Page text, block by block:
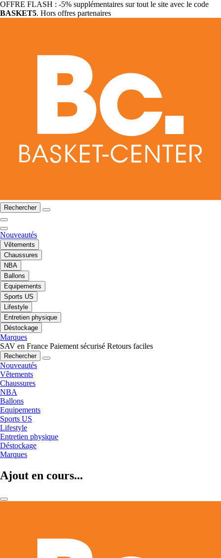
OFFRE FLASH : -5% supplémentaires sur tout le site avec le code
BASKET5. Hors offres partenaires
Rechercher
Nouveautés
Vêtements
Chaussures
NBA
Ballons
Equipements
Sports US
Lifestyle
Entretien physique
Déstockage
Marques
SAV en France Paiement sécurisé Retours faciles
Rechercher
Nouveautés
Vêtements
Chaussures
NBA
Ballons
Equipements
Sports US
Lifestyle
Entretien physique
Déstockage
Marques
Ajout en cours...